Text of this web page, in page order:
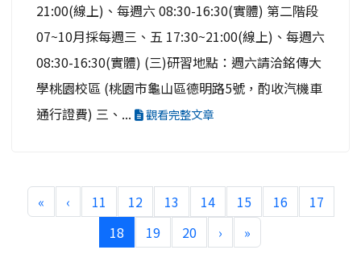
21:00(線上)、每週六 08:30-16:30(實體) 第二階段
07~10月採每週三、五 17:30~21:00(線上)、每週六
08:30-16:30(實體) (三)研習地點：週六請洽銘傳大
學桃園校區 (桃園市龜山區德明路5號，酌收汽機車
通行證費) 三、...
觀看完整文章
« ‹ 11 12 13 14 15 16
17
18 (current)
19 20 › »